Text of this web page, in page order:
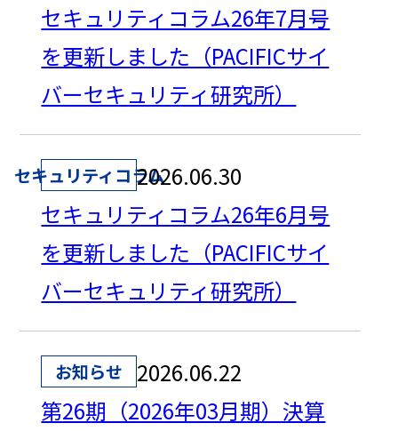
セキュリティコラム26年7月号
を更新しました（PACIFICサイ
バーセキュリティ研究所）
セキュリティコラム2026.06.30
セキュリティコラム26年6月号
を更新しました（PACIFICサイ
バーセキュリティ研究所）
お知らせ
2026.06.22
第26期（2026年03月期）決算